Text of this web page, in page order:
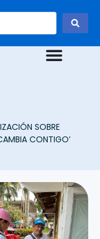
SOBRE
CONTIGO’